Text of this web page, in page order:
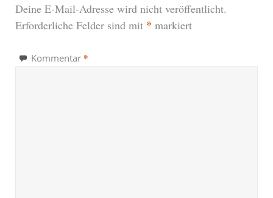
Deine E-Mail-Adresse wird nicht veröffentlicht.
Erforderliche Felder sind mit * markiert
Kommentar *